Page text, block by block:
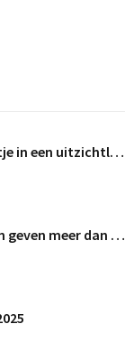
Een lichtpuntje in een uitzichtloos bestaan …
Boga kampen geven meer dan 100 kinderen een fantastische tijd